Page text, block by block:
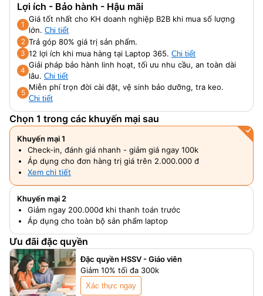
Lợi ích - Bảo hành - Hậu mãi
1
Giá tốt nhất cho KH doanh nghiệp B2B khi mua số lượng
lớn. Chi tiết
2 Trả góp 80% giá trị sản phẩm.
3 12 lợi ích khi mua hàng tại Laptop 365. Chi tiết
4
Giải pháp bảo hành linh hoạt, tối ưu nhu cầu, an toàn dài
lâu. Chi tiết
5
Miễn phí trọn đời cài đặt, vệ sinh bảo dưỡng, tra keo.
Chi tiết
Chọn 1 trong các khuyến mại sau
Khuyến mại 1
Check-in, đánh giá nhanh - giảm giá ngay 100k
Áp dụng cho đơn hàng trị giá trên 2.000.000 đ
Xem chi tiết
Khuyến mại 2
Giảm ngay 200.000đ khi thanh toán trước
Áp dụng cho toàn bộ sản phẩm laptop
Ưu đãi đặc quyền
Đặc quyền HSSV - Giáo viên
Giảm 10% tối đa 300k
Xác thực ngay